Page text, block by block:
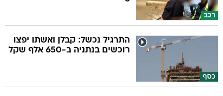
רכב
כסף
התרגיל נכשל: קבלן ואשתו יפצו
רוכשים בנתניה ב-650 אלף שקל